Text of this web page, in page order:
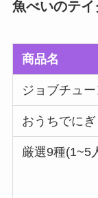
魚べいのテ
商品名
ジョブチュ
おうちでに
厳選9種(1~5